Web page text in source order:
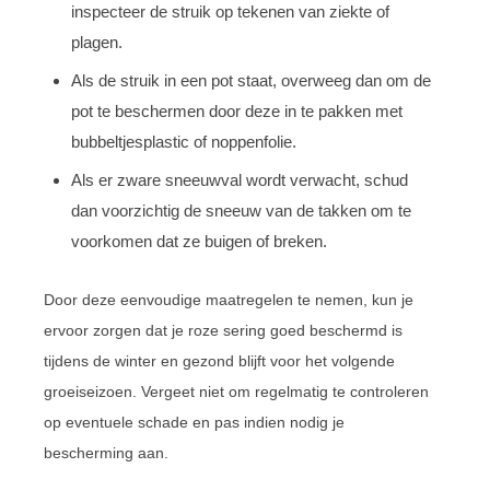
inspecteer de struik op tekenen van ziekte of
plagen.
Als de struik in een pot staat, overweeg dan om de
pot te beschermen door deze in te pakken met
bubbeltjesplastic of noppenfolie.
Als er zware sneeuwval wordt verwacht, schud
dan voorzichtig de sneeuw van de takken om te
voorkomen dat ze buigen of breken.
Door deze eenvoudige maatregelen te nemen, kun je
ervoor zorgen dat je roze sering goed beschermd is
tijdens de winter en gezond blijft voor het volgende
groeiseizoen. Vergeet niet om regelmatig te controleren
op eventuele schade en pas indien nodig je
bescherming aan.